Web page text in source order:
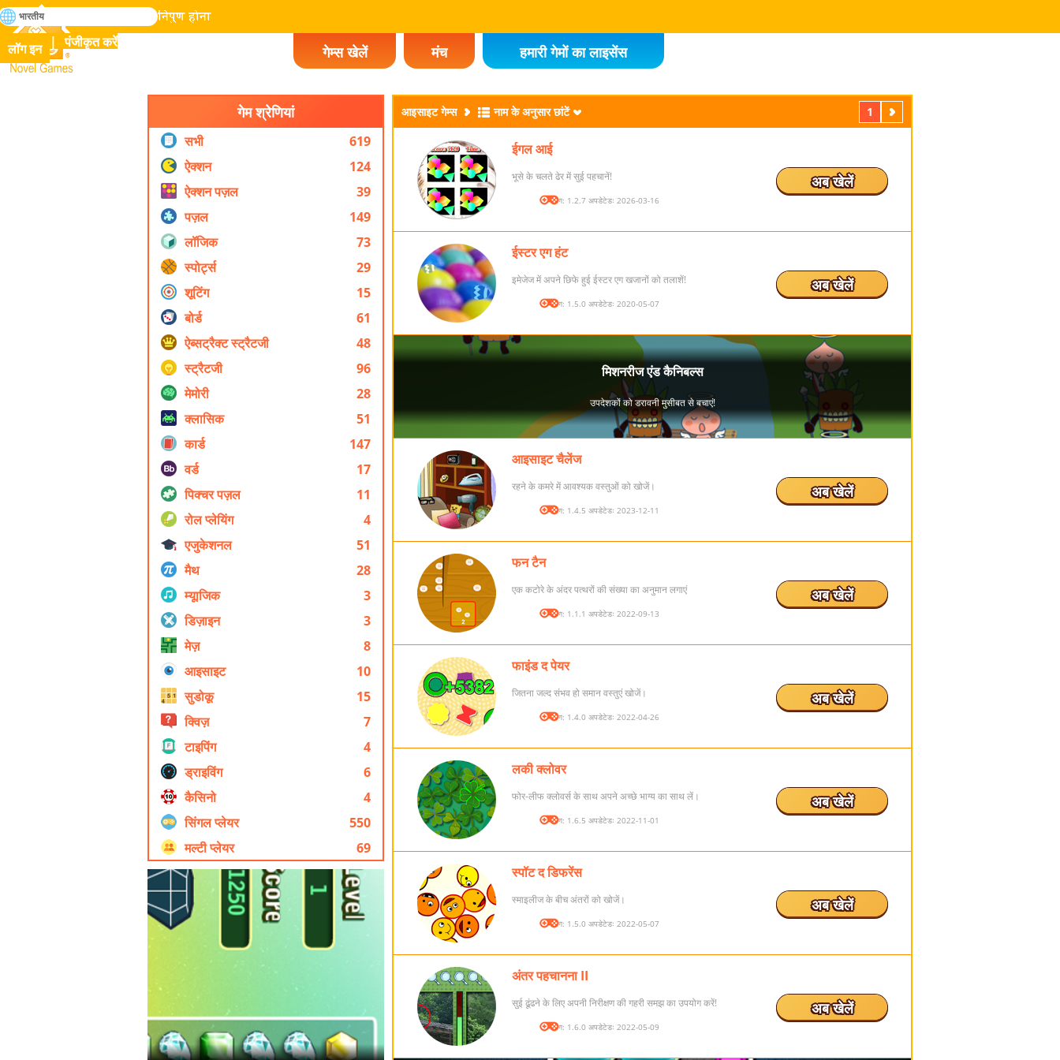
Novel Games
मानव इतिहास में सभी गेम में निपुण होना
खोजे
गेम्स खेलें मंच हमारी गेमों का लाइसेंस
लॉग इन पंजीकृत करें
भारतीय
गेम श्रेणियां
सभी
619
ऐक्शन
124
ऐक्शन पज़ल
39
पज़ल
149
लॉजिक
73
स्पोर्ट्स
29
शूटिंग
15
बोर्ड
61
ऐब्सट्रैक्ट स्ट्रैटजी
48
स्ट्रैटजी
96
मेमोरी
28
क्लासिक
51
कार्ड
147
वर्ड
17
पिक्चर पज़ल
11
रोल प्ले‍यिंग
4
एजुकेशनल
51
मैथ
28
म्यूाजिक
3
डिज़ाइन
3
मेज़
8
आइसाइट
10
सुडोकू
15
क्विज़
7
टाइपिंग
4
ड्राइविंग
6
कैसिनो
4
सिंगल प्लेयर
550
मल्टी प्लेयर
69
आइसाइट गेम्स नाम के अनुसार छांटें 1 अगला
ईगल आई
भूसे के चलते ढेर में सुई पहचानें!
संस्करण: 1.2.7 अपडेटेडः 2026-03-16
अब खेलें
ईस्टर एग हंट
इमेजेज में अपने छिफे हुई ईस्टर एग खजानों को तलाशें!
संस्करण: 1.5.0 अपडेटेडः 2020-05-07
अब खेलें
आइसाइट चैलेंज
रहने के कमरे में आवश्यक वस्तुओं को खोजें।
संस्करण: 1.4.5 अपडेटेडः 2023-12-11
अब खेलें
फन टैन
एक कटोरे के अंदर पत्थरों की संख्या का अनुमान लगाएं
संस्करण: 1.1.1 अपडेटेडः 2022-09-13
अब खेलें
फाइंड द पेयर
जितना जल्द संभव हो समान वस्तुएं खोजें।
संस्करण: 1.4.0 अपडेटेडः 2022-04-26
अब खेलें
लकी क्लोवर
फोर-लीफ क्लोवर्स के साथ अपने अच्छे भाग्य का साथ लें।
संस्करण: 1.6.5 अपडेटेडः 2022-11-01
अब खेलें
स्पॉट द डिफरेंस
स्माइलीज के बीच अंतरों को खोजें।
संस्करण: 1.5.0 अपडेटेडः 2022-05-07
अब खेलें
अंतर पहचानना II
सुई ढूंढने के लिए अपनी निरीक्षण की गहरी समझ का उपयोग करें!
संस्करण: 1.6.0 अपडेटेडः 2022-05-09
अब खेलें